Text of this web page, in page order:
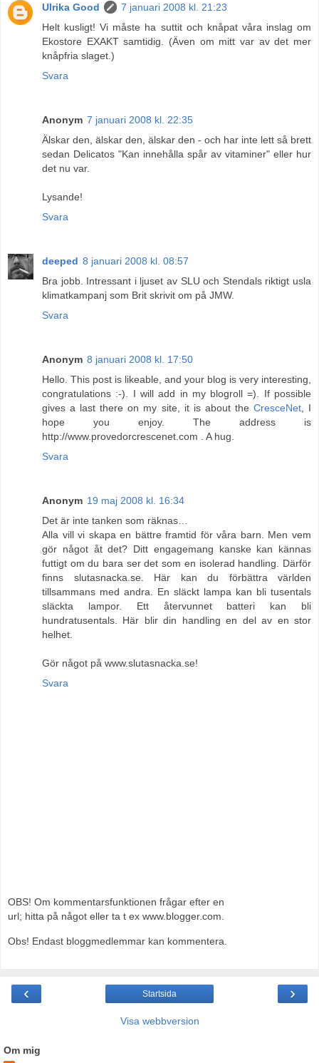
Ulrika Good
7 januari 2008 kl. 21:23
Helt kusligt! Vi måste ha suttit och knåpat våra inslag om
Ekostore EXAKT samtidig. (Även om mitt var av det mer
knåpfria slaget.)
Svara
Anonym 7 januari 2008 kl. 22:35
Älskar den, älskar den, älskar den - och har inte lett så brett
sedan Delicatos "Kan innehålla spår av vitaminer" eller hur
det nu var.
Lysande!
Svara
deeped 8 januari 2008 kl. 08:57
Bra jobb. Intressant i ljuset av SLU och Stendals riktigt usla
klimatkampanj som Brit skrivit om på JMW.
Svara
Anonym 8 januari 2008 kl. 17:50
Hello. This post is likeable, and your blog is very interesting,
congratulations :-). I will add in my blogroll =). If possible
gives a last there on my site, it is about the CresceNet, I
hope you enjoy. The address is
http://www.provedorcrescenet.com . A hug.
Svara
Anonym 19 maj 2008 kl. 16:34
Det är inte tanken som räknas…
Alla vill vi skapa en bättre framtid för våra barn. Men vem
gör något åt det? Ditt engagemang kanske kan kännas
futtigt om du bara ser det som en isolerad handling. Därför
finns slutasnacka.se. Här kan du förbättra världen
tillsammans med andra. En släckt lampa kan bli tusentals
släckta lampor. Ett återvunnet batteri kan bli
hundratusentals. Här blir din handling en del av en stor
helhet.
Gör något på www.slutasnacka.se!
Svara
OBS! Om kommentarsfunktionen frågar efter en
url; hitta på något eller ta t ex www.blogger.com.
Obs! Endast bloggmedlemmar kan kommentera.
‹ ›
Startsida
Visa webbversion
Om mig